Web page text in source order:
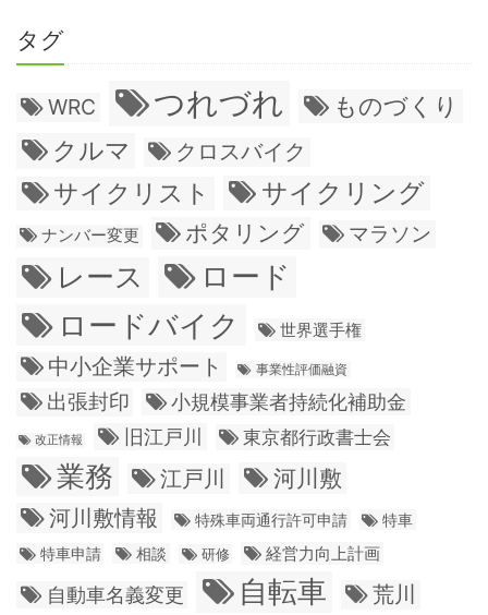
タグ
WRC つれづれ ものづくり
クルマ クロスバイク
サイクリスト サイクリング
ナンバー変更 ポタリング マラソン
レース
ロード
ロードバイク
世界選手権
中小企業サポート 事業性評価融資
出張封印 小規模事業者持続化補助金
改正情報 旧江戸川 東京都行政書士会
業務 江戸川
河川敷
河川敷情報
特殊車両通行許可申請
特車
特車申請
相談 研修 経営力向上計画
自動車名義変更 自転車 荒川